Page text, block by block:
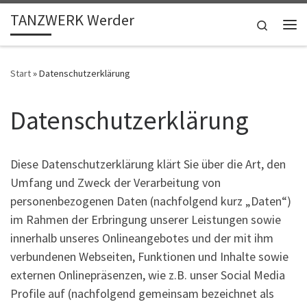
Zum Inhalt springen
TANZWERK Werder
Search
Start»Datenschutzerklärung
Datenschutzerklärung
Diese Datenschutzerklärung klärt Sie über die Art, den
Umfang und Zweck der Verarbeitung von
personenbezogenen Daten (nachfolgend kurz „Daten“)
im Rahmen der Erbringung unserer Leistungen sowie
innerhalb unseres Onlineangebotes und der mit ihm
verbundenen Webseiten, Funktionen und Inhalte sowie
externen Onlinepräsenzen, wie z.B. unser Social Media
Profile auf (nachfolgend gemeinsam bezeichnet als